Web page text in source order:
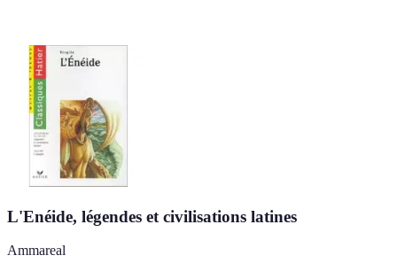
L'Enéide, légendes et civilisations latines
Ammareal